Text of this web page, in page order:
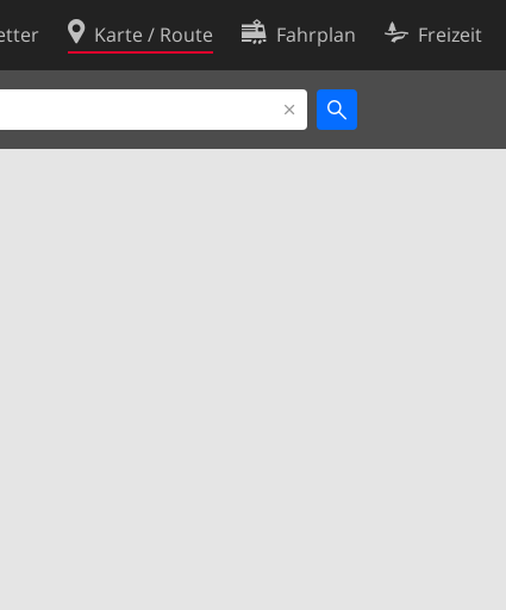
Karte / Route Fahrplan Freizeit
Cookie-Richtlinie
Cookie-Einstellungen